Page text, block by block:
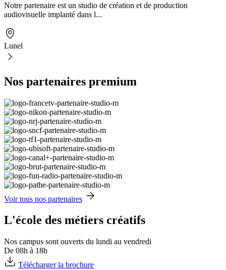
Notre partenaire est un studio de création et de production
audiovisuelle implanté dans l...
Lunel
Nos partenaires premium
Voir tous nos partenaires
L'école des métiers créatifs
Nos campus sont ouverts du lundi au vendredi
De 08h à 18h
Télécharger la brochure